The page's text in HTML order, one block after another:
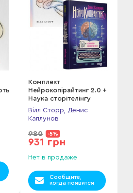
Комплект
Нейрокопірайтинг 2.0 +
Наука сторітелінгу
Вілл Сторр, Денис
Каплунов
980 -5%
931 грн
Нет в продаже
Сообщите,
когда появится